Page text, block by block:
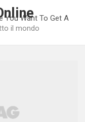
il mondo
You Want To Get A